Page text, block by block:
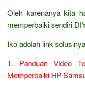
Oleh karenanya kita
memperbaiki sendiri
Iko adolah link
1. Panduan Video
Memperbaiki HP